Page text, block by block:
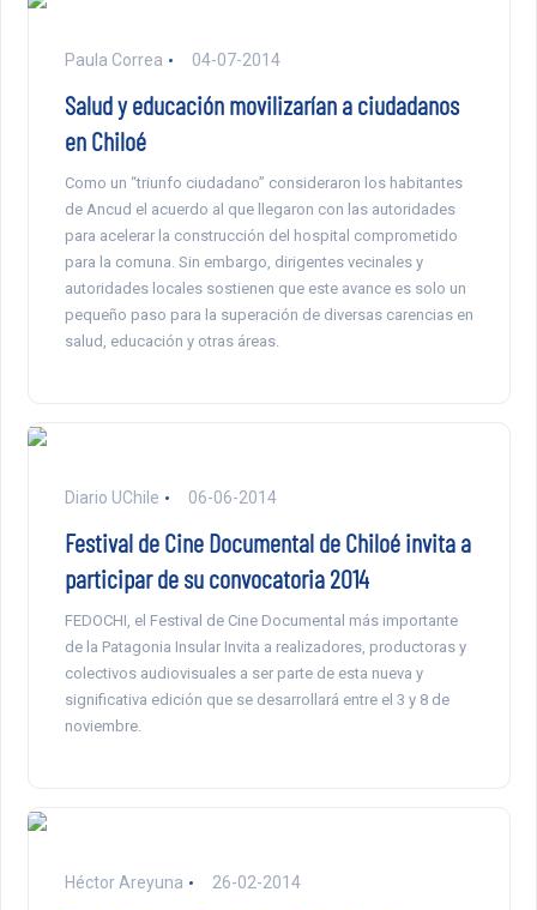
Paula Correa 04-07-2014
Salud y educación movilizarían a ciudadanos
en Chiloé
Como un “triunfo ciudadano” consideraron los habitantes
de Ancud el acuerdo al que llegaron con las autoridades
para acelerar la construcción del hospital comprometido
para la comuna. Sin embargo, dirigentes vecinales y
autoridades locales sostienen que este avance es solo un
pequeño paso para la superación de diversas carencias en
salud, educación y otras áreas.
Diario UChile 06-06-2014
Festival de Cine Documental de Chiloé invita a
participar de su convocatoria 2014
FEDOCHI, el Festival de Cine Documental más importante
de la Patagonia Insular Invita a realizadores, productoras y
colectivos audiovisuales a ser parte de esta nueva y
significativa edición que se desarrollará entre el 3 y 8 de
noviembre.
Héctor Areyuna 26-02-2014